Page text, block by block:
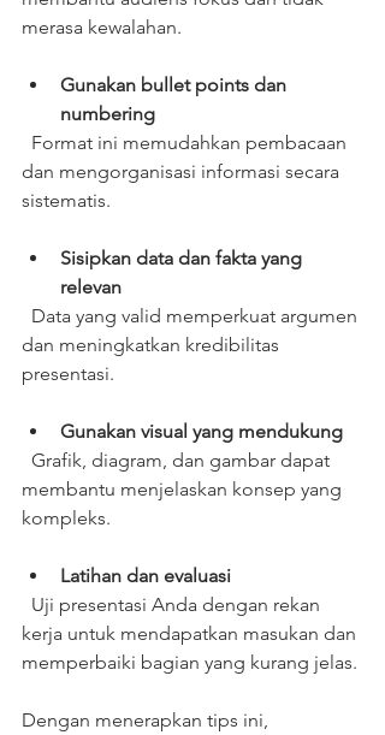
merasa kewalahan.
Gunakan bullet points dan
numbering
dan mengorganisasi informasi secara
sistematis.
Sisipkan data dan fakta yang
relevan
dan meningkatkan kredibilitas
presentasi.
Gunakan visual yang mendukung
membantu menjelaskan konsep yang
kompleks.
Latihan dan evaluasi
kerja untuk mendapatkan masukan dan
memperbaiki bagian yang kurang jelas.
Dengan menerapkan tips ini,